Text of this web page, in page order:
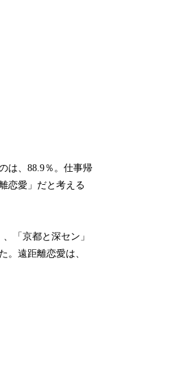
は、88.9％。仕事帰
恋愛」だと考える
「京都と深セン」
。遠距離恋愛は、